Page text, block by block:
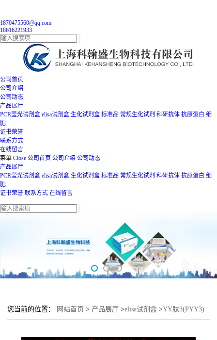
1870475560@qq.com
18616221933
公司首页
公司介绍
公司动态
产品展厅
PCR莹光试剂盒 elisa试剂盒 生化试剂盒 标准品 常规生化试剂 科研抗体 抗原蛋白 细
胞
证书荣誉
联系方式
在线留言
菜单 Close 公司首页 公司介绍 公司动态
产品展厅
PCR莹光试剂盒 elisa试剂盒 生化试剂盒 标准品 常规生化试剂 科研抗体 抗原蛋白 细
胞
证书荣誉 联系方式 在线留言
您当前的位置： 网站首页 > 产品展厅 >elisa试剂盒 >YY肽3(PYY3)